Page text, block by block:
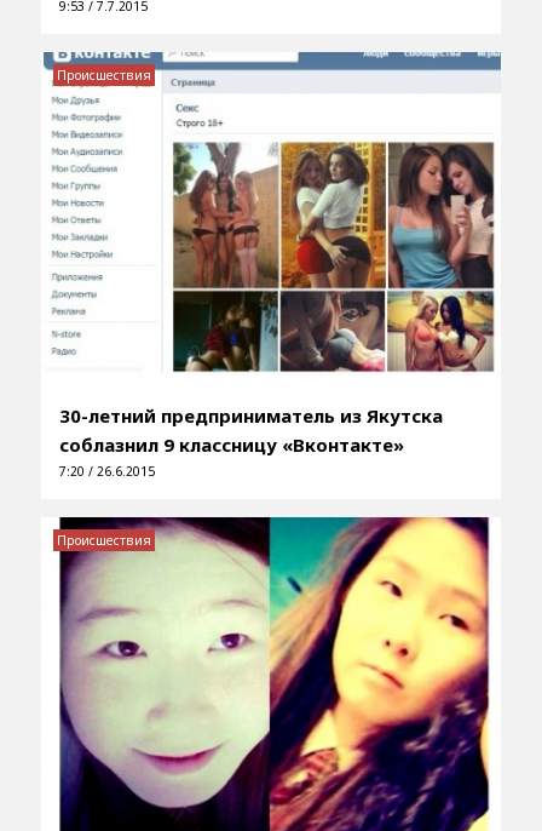
9:53 / 7.7.2015
30-летний предприниматель из Якутска
соблазнил 9 классницу «Вконтакте»
7:20 / 26.6.2015
Происшествия
Происшествия